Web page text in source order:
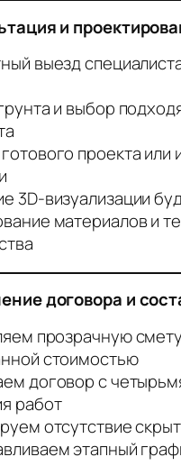
и
выезд
и выбор
проекта или
3D-визуализации
материалов и
договора и
прозрачную
стоимостью
договор с
работ
отсутствие
этапный